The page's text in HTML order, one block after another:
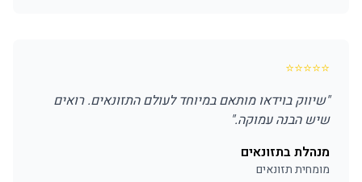
⭐
⭐
⭐
⭐
⭐
"שיווק בוידאו מותאם במיוחד לעולם התזונאים. רואים
שיש הבנה עמוקה."
מנהלת בתזונאים
מומחית תזונאים